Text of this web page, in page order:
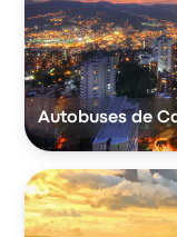
Autobuses de